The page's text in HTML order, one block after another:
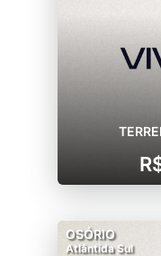
OSÓRIO
Atlântida Sul